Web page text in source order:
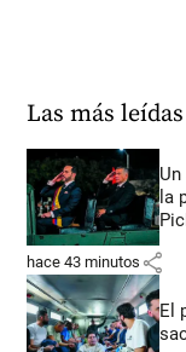
Las más leídas
la
hace 43 minutos share
El